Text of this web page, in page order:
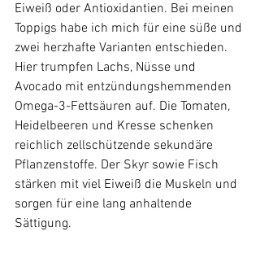
Eiweiß oder Antioxidantien. Bei meinen
Toppigs habe ich mich für eine süße und
zwei herzhafte Varianten entschieden.
Hier trumpfen Lachs, Nüsse und
Avocado mit entzündungshemmenden
Omega-3-Fettsäuren auf. Die Tomaten,
Heidelbeeren und Kresse schenken
reichlich zellschützende sekundäre
Pflanzenstoffe. Der Skyr sowie Fisch
stärken mit viel Eiweiß die Muskeln und
sorgen für eine lang anhaltende
Sättigung.